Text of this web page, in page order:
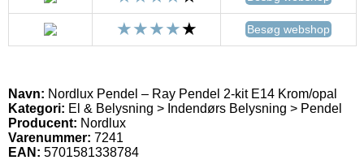
Besøg webshop
Navn: Nordlux Pendel – Ray Pendel 2-kit E14 Krom/opal
Kategori: El & Belysning > Indendørs Belysning > Pendel
Producent: Nordlux
Varenummer: 7241
EAN: 5701581338784